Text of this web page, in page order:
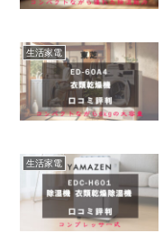
生活家電
生活家電